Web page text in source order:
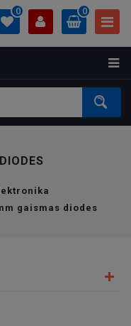
0 0
0.00 €
gaismas diodes